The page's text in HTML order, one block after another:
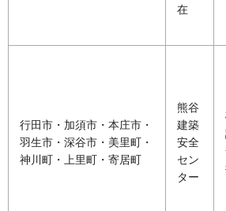
在
行田市・加須市・本庄市・
羽生市・深谷市・美里町・
神川町・上里町・寄居町
熊谷
建築
安全
セン
ター